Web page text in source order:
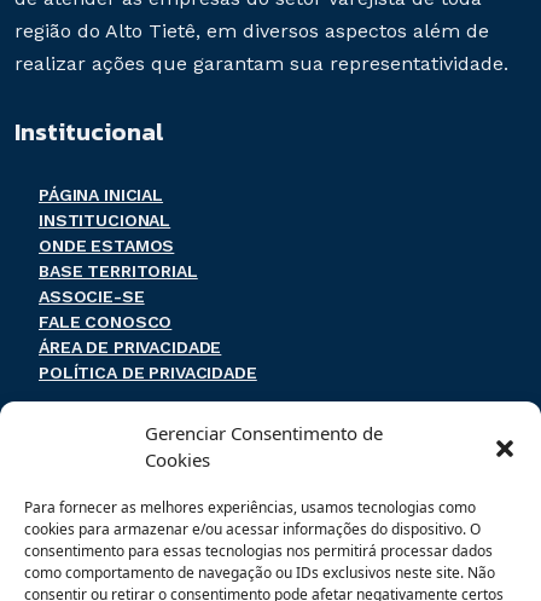
Gerenciar Consentimento de
Cookies
Para fornecer as melhores experiências, usamos tecnologias como
cookies para armazenar e/ou acessar informações do dispositivo. O
consentimento para essas tecnologias nos permitirá processar dados
como comportamento de navegação ou IDs exclusivos neste site. Não
consentir ou retirar o consentimento pode afetar negativamente certos
região do Alto Tietê, em diversos aspectos além de
realizar ações que garantam sua representatividade.
Institucional
PÁGINA INICIAL
INSTITUCIONAL
ONDE ESTAMOS
BASE TERRITORIAL
ASSOCIE-SE
FALE CONOSCO
ÁREA DE PRIVACIDADE
POLÍTICA DE PRIVACIDADE
Endereço e contato
Centro – Mogi das Cruzes – SP
CEP: 08710-020
(11) 4799-7788